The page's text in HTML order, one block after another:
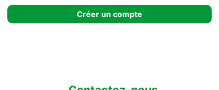
Créer un compte